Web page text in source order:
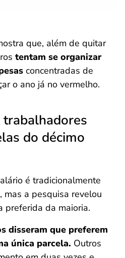
que, além de quitar
tentam se organizar
concentradas de
o ano já no vermelho.
do décimo
é tradicionalmente
a pesquisa revelou
preferida da maioria.
disseram que preferem
única parcela. Outros